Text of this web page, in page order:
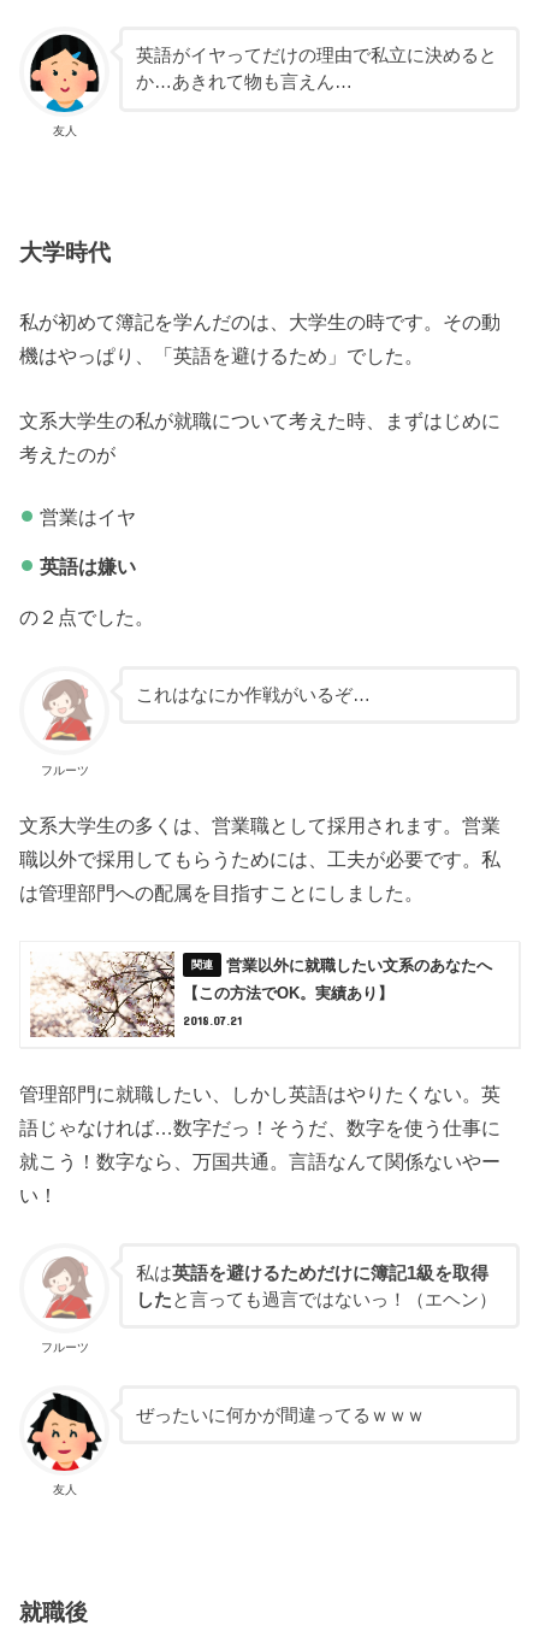
友人
英語がイヤってだけの理由で私立に決めると
か…あきれて物も言えん…
大学時代
私が初めて簿記を学んだのは、大学生の時です。その動
機はやっぱり、「英語を避けるため」でした。
文系大学生の私が就職について考えた時、まずはじめに
考えたのが
営業はイヤ
英語は嫌い
の２点でした。
フルーツ
これはなにか作戦がいるぞ…
文系大学生の多くは、営業職として採用されます。営業
職以外で採用してもらうためには、工夫が必要です。私
は管理部門への配属を目指すことにしました。
営業以外に就職したい文系のあなたへ
【この方法でOK。実績あり】
2018.07.21
管理部門に就職したい、しかし英語はやりたくない。英
語じゃなければ…数字だっ！そうだ、数字を使う仕事に
就こう！数字なら、万国共通。言語なんて関係ないやー
い！
フルーツ
私は英語を避けるためだけに簿記1級を取得
したと言っても過言ではないっ！（エヘン）
友人
ぜったいに何かが間違ってるｗｗｗ
就職後